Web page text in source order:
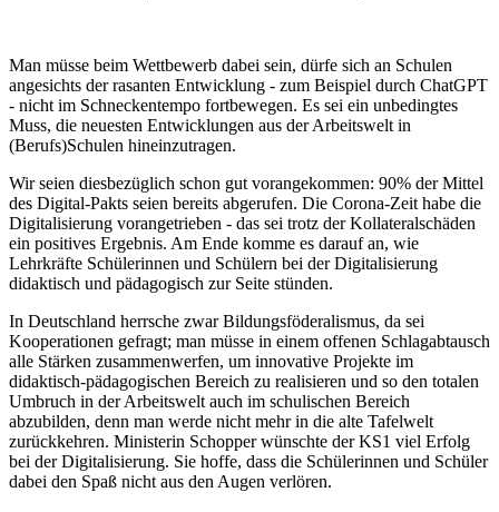
Man müsse beim Wettbewerb dabei sein, dürfe sich an Schulen
angesichts der rasanten Entwicklung - zum Beispiel durch ChatGPT
- nicht im Schneckentempo fortbewegen. Es sei ein unbedingtes
Muss, die neuesten Entwicklungen aus der Arbeitswelt in
(Berufs)Schulen hineinzutragen.
Wir seien diesbezüglich schon gut vorangekommen: 90% der Mittel
des Digital-Pakts seien bereits abgerufen. Die Corona-Zeit habe die
Digitalisierung vorangetrieben - das sei trotz der Kollateralschäden
ein positives Ergebnis. Am Ende komme es darauf an, wie
Lehrkräfte Schülerinnen und Schülern bei der Digitalisierung
didaktisch und pädagogisch zur Seite stünden.
In Deutschland herrsche zwar Bildungsföderalismus, da sei
Kooperationen gefragt; man müsse in einem offenen Schlagabtausch
alle Stärken zusammenwerfen, um innovative Projekte im
didaktisch-pädagogischen Bereich zu realisieren und so den totalen
Umbruch in der Arbeitswelt auch im schulischen Bereich
abzubilden, denn man werde nicht mehr in die alte Tafelwelt
zurückkehren. Ministerin Schopper wünschte der KS1 viel Erfolg
bei der Digitalisierung. Sie hoffe, dass die Schülerinnen und Schüler
dabei den Spaß nicht aus den Augen verlören.